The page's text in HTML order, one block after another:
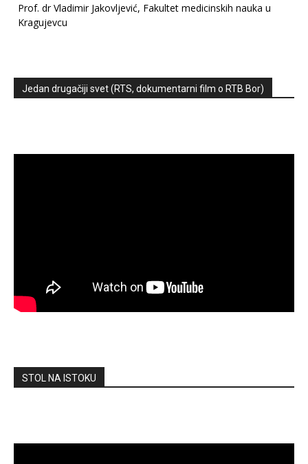
Prof. dr Vladimir Jakovljević, Fakultet medicinskih nauka u
Kragujevcu
Jedan drugačiji svet (RTS, dokumentarni film o RTB Bor)
STOL NA ISTOKU